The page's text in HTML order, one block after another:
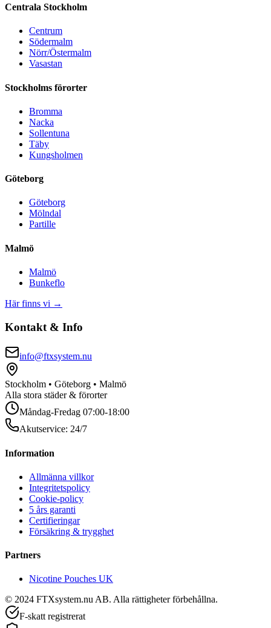
Centrala Stockholm
Centrum
Södermalm
Nörr/Östermalm
Vasastan
Stockholms förorter
Bromma
Nacka
Sollentuna
Täby
Kungsholmen
Göteborg
Göteborg
Mölndal
Partille
Malmö
Malmö
Bunkeflo
Här finns vi →
Kontakt & Info
info@ftxsystem.nu
Stockholm • Göteborg • Malmö
Alla stora städer & förorter
Måndag-Fredag 07:00-18:00
Akutservice: 24/7
Information
Allmänna villkor
Integritetspolicy
Cookie-policy
5 års garanti
Certifieringar
Försäkring & trygghet
Partners
Nicotine Pouches UK
© 2024 FTXsystem.nu AB. Alla rättigheter förbehållna.
F-skatt registrerat